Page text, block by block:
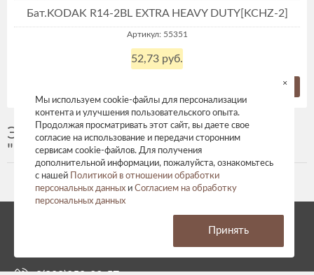
Бат.KODAK R14-2BL EXTRA HEAVY DUTY[KCHZ-2]
Артикул: 55351
52,73 руб.
Элементы питания R14, LR14
"средняя"
© 2026 год. Все права защищены.
Согласие на обработку персональных данных
Мы используем cookie-файлы для персонализации
контента и улучшения пользовательского опыта.
Продолжая просматривать этот сайт, вы даете свое
согласие на использование и передачи сторонним
сервисам cookie-файлов. Для получения
дополнительной информации, пожалуйста, ознакомьтесь
с нашей
Политикой в отношении обработки
персональных данных и Согласием на обработку
персональных данных
×
Принять